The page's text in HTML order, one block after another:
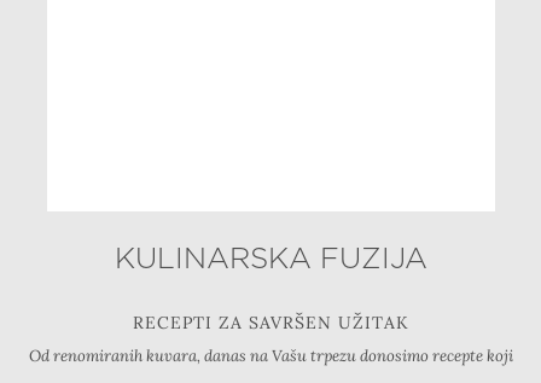
KULINARSKA FUZIJA
RECEPTI ZA SAVRŠEN UŽITAK
Od renomiranih kuvara, danas na Vašu trpezu donosimo recepte koji